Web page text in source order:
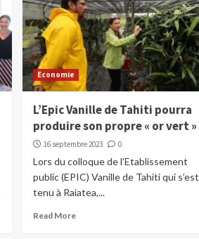
Economie
L’Epic Vanille de Tahiti pourra
produire son propre « or vert »
16 septembre 2023 0
Lors du colloque de l’Etablissement
public (EPIC) Vanille de Tahiti qui s’est
tenu à Raiatea,...
Read More